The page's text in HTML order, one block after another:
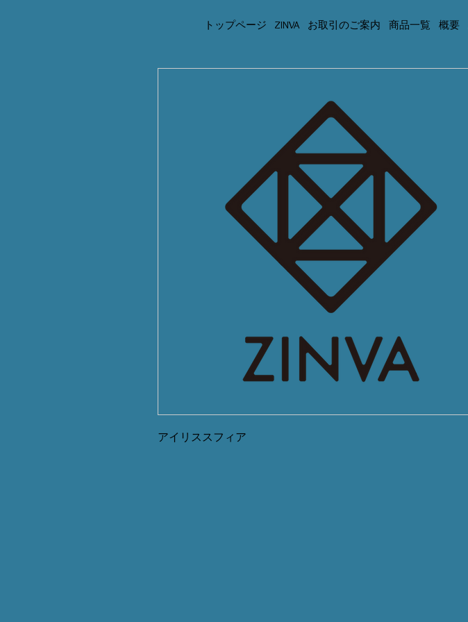
トップページ ZINVA お取引のご案内 商品一覧 概要
アイリススフィア